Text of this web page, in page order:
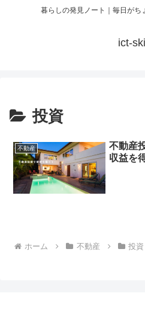
暮らしの発見ノート｜毎日がち
ict-skill
投資
不動産
不動産
収益を
ホーム 不動産 投資